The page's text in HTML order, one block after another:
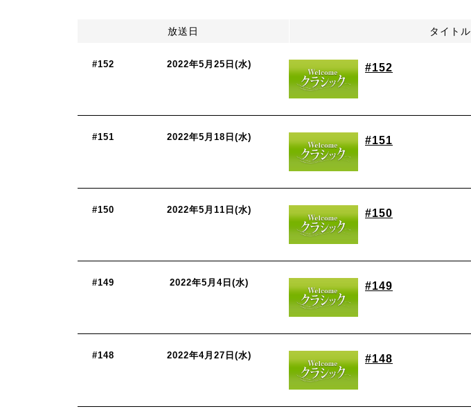
放送日 タイトル
#152 2022年5月25日(水) #152
#151 2022年5月18日(水) #151
#150 2022年5月11日(水) #150
#149 2022年5月4日(水) #149
#148 2022年4月27日(水) #148